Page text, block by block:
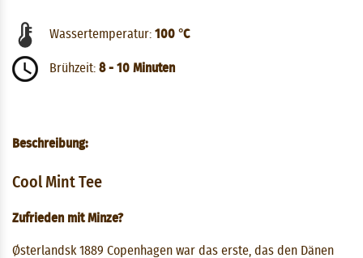
Wassertemperatur: 100 °C
Brühzeit: 8 - 10 Minuten
Beschreibung:
Cool Mint Tee
Zufrieden mit Minze?
Østerlandsk 1889 Copenhagen war das erste, das den Dänen